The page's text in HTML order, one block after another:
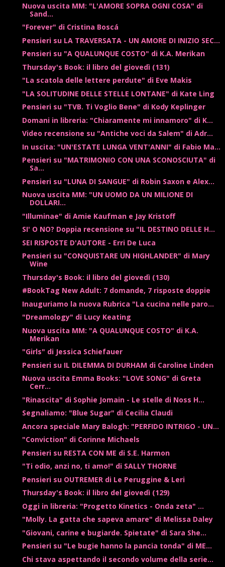
Nuova uscita MM: "L'AMORE SOPRA OGNI COSA" di
Sand...
"Forever" di Cristina Boscá
Pensieri su LA TRAVERSATA - UN AMORE DI INIZIO SEC...
Pensieri su "A QUALUNQUE COSTO" di K.A. Merikan
Thursday's Book: il libro del giovedì (131)
"La scatola delle lettere perdute" di Eve Makis
"LA SOLITUDINE DELLE STELLE LONTANE" di Kate Ling
Pensieri su "TVB. Ti Voglio Bene" di Kody Keplinger
Domani in libreria: "Chiaramente mi innamoro" di K...
Video recensione su "Antiche voci da Salem" di Adr...
In uscita: "UN'ESTATE LUNGA VENT'ANNI" di Fabio Ma...
Pensieri su "MATRIMONIO CON UNA SCONOSCIUTA" di
Sa...
Pensieri su "LUNA DI SANGUE" di Robin Saxon e Alex...
Nuova uscita MM: "UN UOMO DA UN MILIONE DI
DOLLARI...
"Illuminae" di Amie Kaufman e Jay Kristoff
SI' O NO? Doppia recensione su "IL DESTINO DELLE H...
SEI RISPOSTE D'AUTORE - Erri De Luca
Pensieri su "CONQUISTARE UN HIGHLANDER" di Mary
Wine
Thursday's Book: il libro del giovedì (130)
#BookTag New Adult: 7 domande, 7 risposte doppie
Inauguriamo la nuova Rubrica "La cucina nelle paro...
"Dreamology" di Lucy Keating
Nuova uscita MM: "A QUALUNQUE COSTO" di K.A.
Merikan
"Girls" di Jessica Schiefauer
Pensieri su IL DILEMMA DI DURHAM di Caroline Linden
Nuova uscita Emma Books: "LOVE SONG" di Greta
Cerr...
"Rinascita" di Sophie Jomain - Le stelle di Noss H...
Segnaliamo: "Blue Sugar" di Cecilia Claudi
Ancora speciale Mary Balogh: "PERFIDO INTRIGO - UN...
"Conviction" di Corinne Michaels
Pensieri su RESTA CON ME di S.E. Harmon
"Ti odio, anzi no, ti amo!" di SALLY THORNE
Pensieri su OUTREMER di Le Peruggine & Leri
Thursday's Book: il libro del giovedì (129)
Oggi in libreria: "Progetto Kinetics - Onda zeta" ...
"Molly. La gatta che sapeva amare" di Melissa Daley
"Giovani, carine e bugiarde. Spietate" di Sara She...
Pensieri su "Le bugie hanno la pancia tonda" di ME...
Chi stava aspettando il secondo volume della serie...